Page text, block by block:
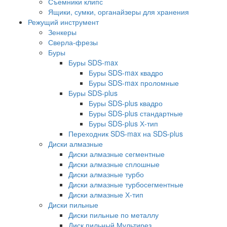
Ящики, сумки, органайзеры для хранения
Режущий инструмент
Зенкеры
Сверла-фрезы
Буры
Буры SDS-max
Буры SDS-max квадро
Буры SDS-max проломные
Буры SDS-plus
Буры SDS-plus квадро
Буры SDS-plus стандартные
Буры SDS-plus Х-тип
Переходник SDS-max на SDS-plus
Диски алмазные
Диски алмазные сегментные
Диски алмазные сплошные
Диски алмазные турбо
Диски алмазные турбосегментные
Диски алмазные Х-тип
Диски пильные
Диски пильные по металлу
Диск пильный Мультирез